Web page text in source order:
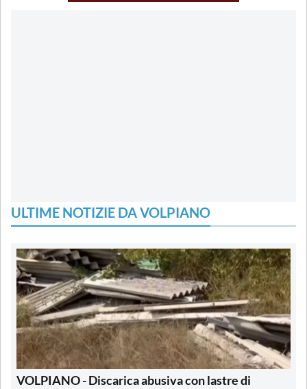
ULTIME NOTIZIE DA VOLPIANO
VOLPIANO - Discarica abusiva con lastre di